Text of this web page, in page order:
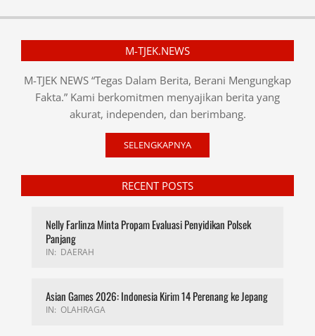
M-TJEK.NEWS
M-TJEK NEWS “Tegas Dalam Berita, Berani Mengungkap
Fakta.” Kami berkomitmen menyajikan berita yang
akurat, independen, dan berimbang.
SELENGKAPNYA
RECENT POSTS
Nelly Farlinza Minta Propam Evaluasi Penyidikan Polsek
Panjang
IN: DAERAH
Asian Games 2026: Indonesia Kirim 14 Perenang ke Jepang
IN: OLAHRAGA